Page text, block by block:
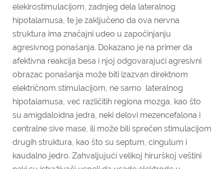
elekirostimulacijom, zadnjeg dela lateralnog
hipotalamusa, te je zaključeno da ova nervna
struktura ima značajni udeo u započinjanju
agresivnog ponašanja. Dokazano je na primer da
afektivna reakcija besa i njoj odgovarajući agresivni
obrazac ponašanja može biti izazvan direktnom
električnom stimulacijom, ne samo lateralnog
hipotalamusa, već različitih regiona mozga, kao što
su amigdaloidna jedra, neki delovi mezencefalona i
centralne sive mase, ili može bili sprečen stimulacijom
drugih struktura, kao što su septum, cingulum i
kaudalno jedro. Zahvaljujući velikoj hirurškoj veštini